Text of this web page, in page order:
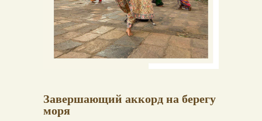
Завершающий аккорд на берегу
моря